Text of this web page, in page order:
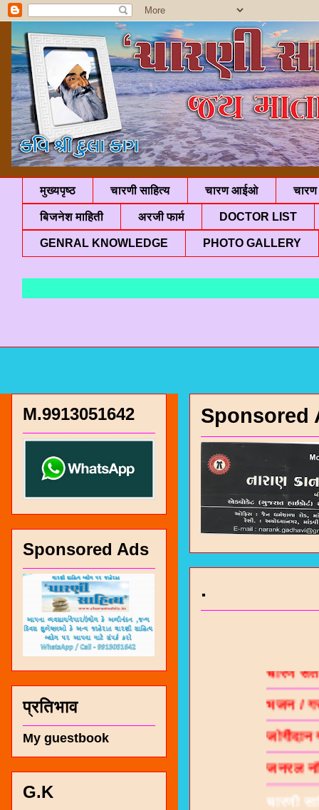
मुख्यपृष्ठ चारणी साहित्य चारण आईओ चारण
बिजनेश माहिती अरजी फार्म DOCTOR LIST
GENRAL KNOWLEDGE PHOTO GALLERY
Sponsored
.
भजन /
जनरल
चारणी
नंबर
M.9913051642
Sponsored Ads
प्रतिभाव
My guestbook
G.K